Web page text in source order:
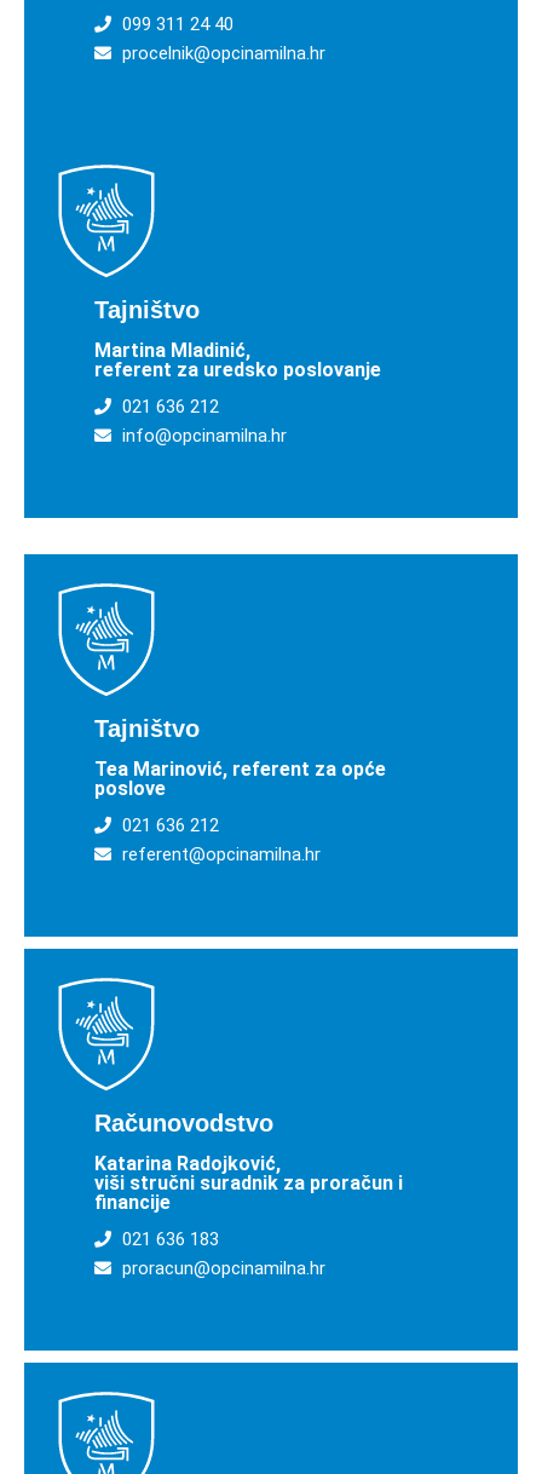
099 311 24 40
procelnik@opcinamilna.hr
Tajništvo
Martina Mladinić,
referent za uredsko poslovanje
021 636 212
info@opcinamilna.hr
Tajništvo
Tea Marinović, referent za opće
poslove
021 636 212
referent@opcinamilna.hr
Računovodstvo
Katarina Radojković,
viši stručni suradnik za proračun i
financije
021 636 183
proracun@opcinamilna.hr